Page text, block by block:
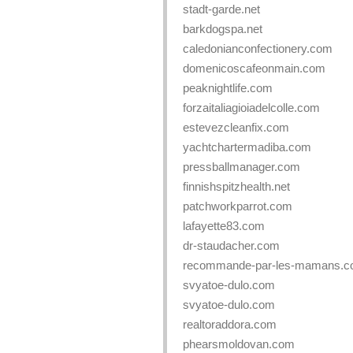
stadt-garde.net
barkdogspa.net
caledonianconfectionery.com
domenicoscafeonmain.com
peaknightlife.com
forzaitaliagioiadelcolle.com
estevezcleanfix.com
yachtchartermadiba.com
pressballmanager.com
finnishspitzhealth.net
patchworkparrot.com
lafayette83.com
dr-staudacher.com
recommande-par-les-
svyatoe-dulo.com
svyatoe-dulo.com
realtoraddora.com
phearsmoldovan.com